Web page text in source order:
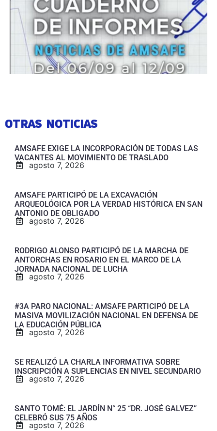
OTRAS NOTICIAS
AMSAFE EXIGE LA INCORPORACIÓN DE TODAS LAS
VACANTES AL MOVIMIENTO DE TRASLADO
agosto 7, 2026
AMSAFE PARTICIPÓ DE LA EXCAVACIÓN
ARQUEOLÓGICA POR LA VERDAD HISTÓRICA EN SAN
ANTONIO DE OBLIGADO
agosto 7, 2026
RODRIGO ALONSO PARTICIPÓ DE LA MARCHA DE
ANTORCHAS EN ROSARIO EN EL MARCO DE LA
JORNADA NACIONAL DE LUCHA
agosto 7, 2026
#3A PARO NACIONAL: AMSAFE PARTICIPÓ DE LA
MASIVA MOVILIZACIÓN NACIONAL EN DEFENSA DE
LA EDUCACIÓN PÚBLICA
agosto 7, 2026
SE REALIZÓ LA CHARLA INFORMATIVA SOBRE
INSCRIPCIÓN A SUPLENCIAS EN NIVEL SECUNDARIO
agosto 7, 2026
SANTO TOMÉ: EL JARDÍN N° 25 “DR. JOSÉ GALVEZ”
CELEBRÓ SUS 75 AÑOS
agosto 7, 2026